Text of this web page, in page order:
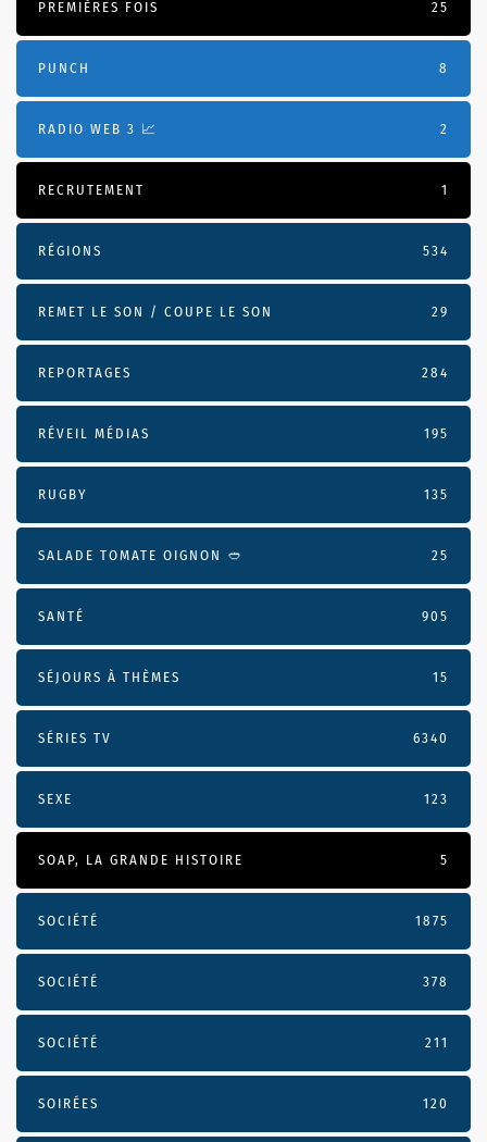
PREMIÈRES FOIS 25
PUNCH 8
RADIO WEB 3 📈 2
RECRUTEMENT 1
RÉGIONS 534
REMET LE SON / COUPE LE SON 29
REPORTAGES 284
RÉVEIL MÉDIAS 195
RUGBY 135
SALADE TOMATE OIGNON 🥙 25
SANTÉ 905
SÉJOURS À THÈMES 15
SÉRIES TV 6340
SEXE 123
SOAP, LA GRANDE HISTOIRE 5
SOCIÉTÉ 1875
SOCIÉTÉ 378
SOCIÉTÉ 211
SOIRÉES 120